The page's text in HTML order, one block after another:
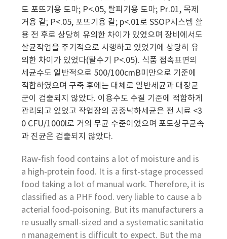
도 포뜨기용 도마; P<.05, 탈피기용 도마; Pr.01, 목제
거용 칼; P<.05, 포뜨기용 칼; p<.01로 SSOP시스템 활
용 전 후로 상당히 유의한 차이가 있었으며 장비에서도
살균작업을 주기적으로 시행하고 있었기에 상당히 유
의한 차이가 있었다(탈수기 P<.05). 식품 접촉표면의
세균수도 일반적으로 500/100cmB미만으로 기준에
적합하였으며 구축 후에는 대체로 일반세균과 대장균
군이 검출되지 않았다. 이용수도 수질 기준에 적합하게
관리되고 있었고 작업장의 공중낙하세균은 전 시료 <3
0 CFU/1000l로 거의 무균 수준이었으며 포도상구균속
과 진균은 검출되지 않았다.
Raw-fish food contains a lot of moisture and is
a high-protein food. It is a first-stage processed
food taking a lot of manual work. Therefore, it is
classified as a PHF food. very liable to cause a b
acterial food-poisoning. But its manufacturers a
re usually small-sized and a systematic sanitatio
n management is difficult to expect. But the ma